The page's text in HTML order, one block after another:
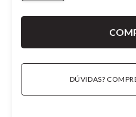
DÚVIDAS?